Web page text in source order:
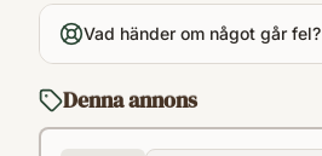
English
Format
Vad händer om något går fel?
Denna annons